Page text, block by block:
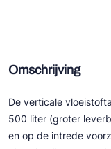
REFFLEX®
Johnson Controls
Doucette
Omschrijving
De verticale
500 liter (groter
en op de intrede